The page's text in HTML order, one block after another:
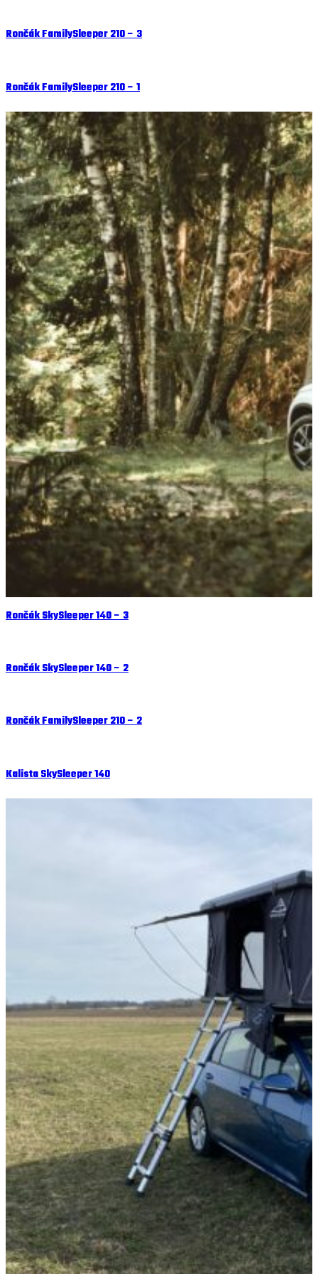
Rončák FamilySleeper 210 – 3
Rončák FamilySleeper 210 – 1
Rončák SkySleeper 140 – 3
Rončák SkySleeper 140 – 2
Rončák FamilySleeper 210 – 2
Kalista SkySleeper 140